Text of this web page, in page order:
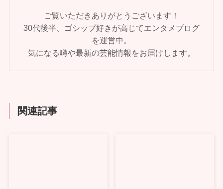
ご覧いただきありがとうございます！
30代後半、ゴシップ好きが高じてエンタメブログ
を運営中。
気になる噂や最新の芸能情報をお届けします。
関連記事